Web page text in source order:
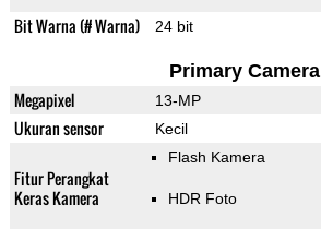
Bit Warna (# Warna) 24 bit
Primary Camera
Megapixel 13-MP
Ukuran sensor Kecil
Fitur Perangkat
Keras Kamera
Flash Kamera
HDR Foto